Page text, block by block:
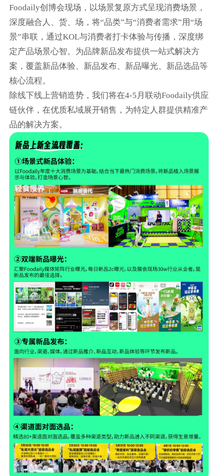
Foodaily创博会现场，以场景复原方式呈现消费场景，
深度融合人、货、场，将“品类”与“消费者需求”用“场
景”串联，通过KOL与消费者打卡体验与传播，深度绑
定产品场景心智。为品牌新品发布提供一站式解决方
案，覆盖新品体验、新品发布、新品曝光、新品选品等
核心流程。
除线下线上营销造势，我们将在4-5月联动Foodaily供应
链伙伴，在优质私域展开销售，为特定人群提供精准产
品的解决方案。